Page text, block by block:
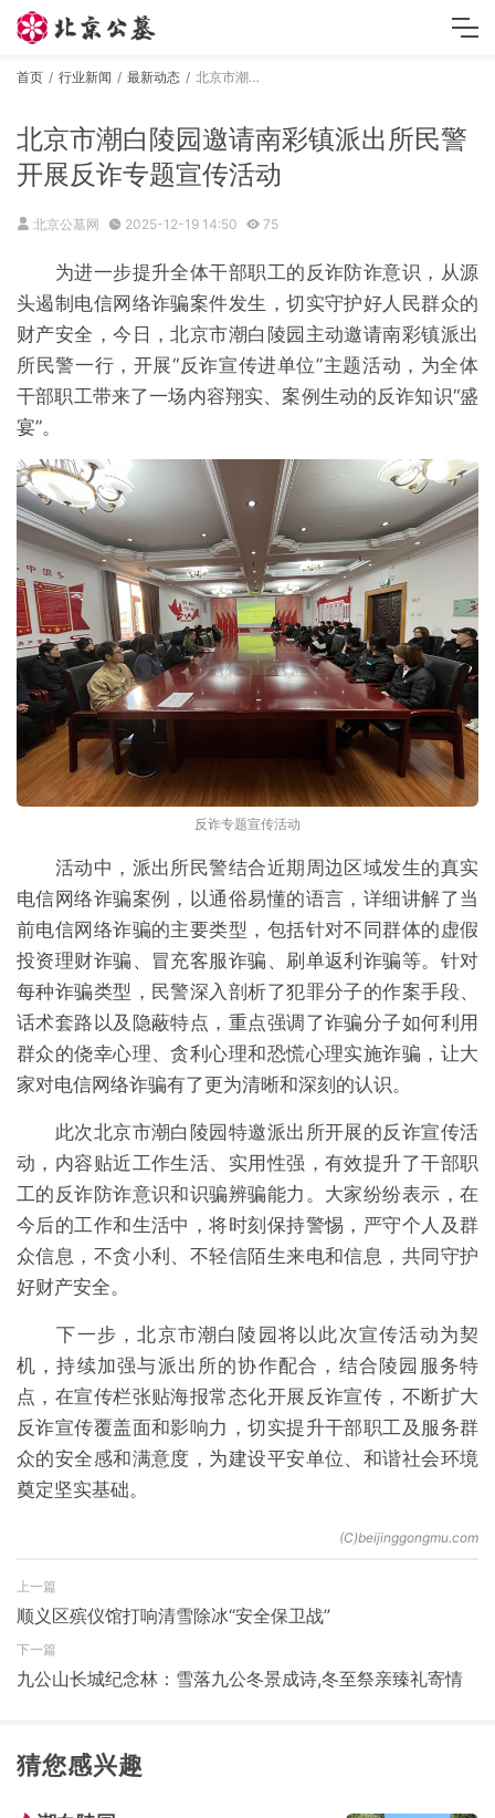
首页 行业新闻 最新动态 北京市潮白陵园邀请南彩镇派出所民警开展反诈专题宣传活动
北京市潮白陵园邀请南彩镇派出所民警
开展反诈专题宣传活动
北京公墓网 2025-12-19 14:50 75
为进一步提升全体干部职工的反诈防诈意识，从源
头遏制电信网络诈骗案件发生，切实守护好人民群众的
财产安全，今日，北京市潮白陵园主动邀请南彩镇派出
所民警一行，开展“反诈宣传进单位”主题活动，为全体
干部职工带来了一场内容翔实、案例生动的反诈知识“盛
宴”。
反诈专题宣传活动
活动中，派出所民警结合近期周边区域发生的真实
电信网络诈骗案例，以通俗易懂的语言，详细讲解了当
前电信网络诈骗的主要类型，包括针对不同群体的虚假
投资理财诈骗、冒充客服诈骗、刷单返利诈骗等。针对
每种诈骗类型，民警深入剖析了犯罪分子的作案手段、
话术套路以及隐蔽特点，重点强调了诈骗分子如何利用
群众的侥幸心理、贪利心理和恐慌心理实施诈骗，让大
家对电信网络诈骗有了更为清晰和深刻的认识。
此次北京市潮白陵园特邀派出所开展的反诈宣传活
动，内容贴近工作生活、实用性强，有效提升了干部职
工的反诈防诈意识和识骗辨骗能力。大家纷纷表示，在
今后的工作和生活中，将时刻保持警惕，严守个人及群
众信息，不贪小利、不轻信陌生来电和信息，共同守护
好财产安全。
下一步，北京市潮白陵园将以此次宣传活动为契
机，持续加强与派出所的协作配合，结合陵园服务特
点，在宣传栏张贴海报常态化开展反诈宣传，不断扩大
反诈宣传覆盖面和影响力，切实提升干部职工及服务群
众的安全感和满意度，为建设平安单位、和谐社会环境
奠定坚实基础。
上一篇
顺义区殡仪馆打响清雪除冰“安全保卫战”
下一篇
九公山长城纪念林：雪落九公冬景成诗,冬至祭亲臻礼寄情
猜您感兴趣